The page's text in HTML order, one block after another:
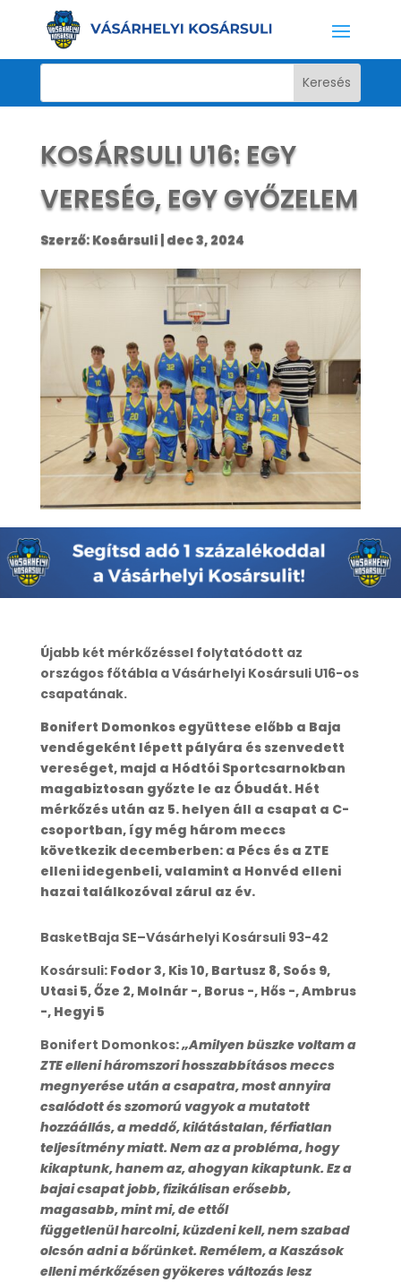
KOSÁRSULI U16: EGY
VERESÉG, EGY GYŐZELEM
Szerző: Kosársuli| dec 3, 2024
Újabb két mérkőzéssel folytatódott az
országos főtábla a Vásárhelyi Kosársuli U16-os
csapatának.
Bonifert Domonkos együttese előbb a Baja
vendégeként lépett pályára és szenvedett
vereséget, majd a Hódtói Sportcsarnokban
magabiztosan győzte le az Óbudát. Hét
mérkőzés után az 5. helyen áll a csapat a C-
csoportban, így még három meccs
következik decemberben: a Pécs és a ZTE
elleni idegenbeli, valamint a Honvéd elleni
hazai találkozóval zárul az év.
BasketBaja SE–Vásárhelyi Kosársuli 93-42
Kosársuli: Fodor 3, Kis 10, Bartusz 8, Soós 9,
Utasi 5, Őze 2, Molnár -, Borus -, Hős -, Ambrus
-, Hegyi 5
Bonifert Domonkos:„Amilyen büszke voltam a
ZTE elleni háromszori hosszabbításos meccs
megnyerése után a csapatra, most annyira
csalódott és szomorú vagyok a mutatott
hozzáállás, a meddő, kilátástalan, férfiatlan
teljesítmény miatt. Nem az a probléma, hogy
kikaptunk, hanem az, ahogyan kikaptunk. Ez a
bajai csapat jobb, fizikálisan erősebb,
magasabb, mint mi, de ettől
függetlenül harcolni, küzdeni kell, nem szabad
olcsón adni a bőrünket. Remélem, a Kaszások
elleni mérkőzésen gyökeres változás lesz